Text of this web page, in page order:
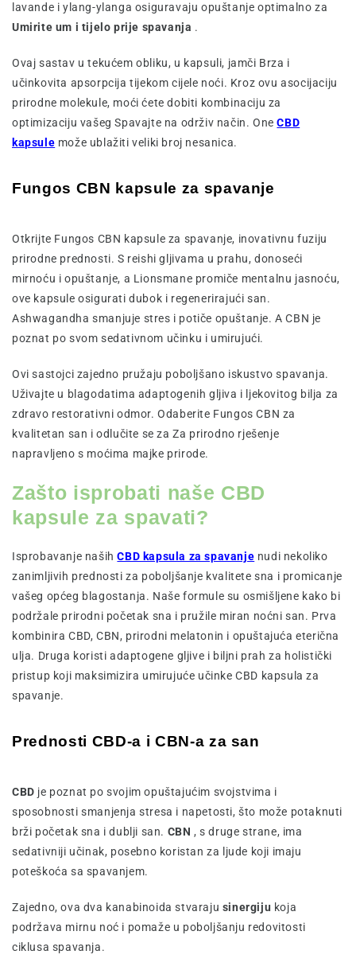
lavande i ylang-ylanga osiguravaju opuštanje optimalno za
Umirite um i tijelo prije spavanja .
Ovaj sastav u tekućem obliku, u kapsuli, jamči Brza i
učinkovita apsorpcija tijekom cijele noći. Kroz ovu asocijaciju
prirodne molekule, moći ćete dobiti kombinaciju za
optimizaciju vašeg Spavajte na održiv način. OneCBD
kapsule može ublažiti veliki broj nesanica.
Fungos CBN kapsule za spavanje
Otkrijte Fungos CBN kapsule za spavanje, inovativnu fuziju
prirodne prednosti. S reishi gljivama u prahu, donoseći
mirnoću i opuštanje, a Lionsmane promiče mentalnu jasnoću,
ove kapsule osigurati dubok i regenerirajući san.
Ashwagandha smanjuje stres i potiče opuštanje. A CBN je
poznat po svom sedativnom učinku i umirujući.
Ovi sastojci zajedno pružaju poboljšano iskustvo spavanja.
Uživajte u blagodatima adaptogenih gljiva i ljekovitog bilja za
zdravo restorativni odmor. Odaberite Fungos CBN za
kvalitetan san i odlučite se za Za prirodno rješenje
napravljeno s moćima majke prirode.
Zašto isprobati naše CBD
kapsule za spavati?
Isprobavanje našihCBD kapsula za spavanje nudi nekoliko
zanimljivih prednosti za poboljšanje kvalitete sna i promicanje
vašeg općeg blagostanja. Naše formule su osmišljene kako bi
podržale prirodni početak sna i pružile miran noćni san. Prva
kombinira CBD, CBN, prirodni melatonin i opuštajuća eterična
ulja. Druga koristi adaptogene gljive i biljni prah za holistički
pristup koji maksimizira umirujuće učinke CBD kapsula za
spavanje.
Prednosti CBD-a i CBN-a za san
CBD je poznat po svojim opuštajućim svojstvima i
sposobnosti smanjenja stresa i napetosti, što može potaknuti
brži početak sna i dublji san. CBN , s druge strane, ima
sedativniji učinak, posebno koristan za ljude koji imaju
poteškoća sa spavanjem.
Zajedno, ova dva kanabinoida stvaraju sinergiju koja
podržava mirnu noć i pomaže u poboljšanju redovitosti
ciklusa spavanja.